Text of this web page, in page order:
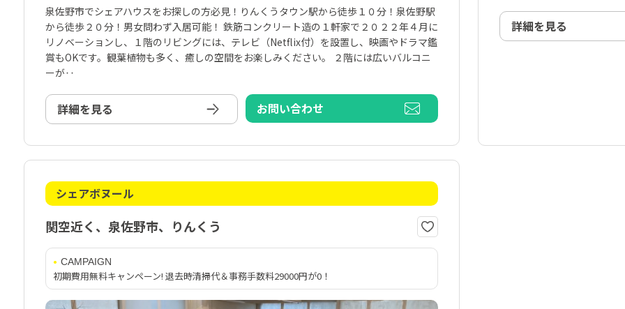
泉佐野市でシェアハウスをお探しの方必見！りんくうタウン駅から徒歩１０分！泉佐野駅
から徒歩２０分！男女問わず入居可能！ 鉄筋コンクリート造の１軒家で２０２２年４月に
リノベーションし、１階のリビングには、テレビ（Netflix付）を設置し、映画やドラマ鑑
賞もOKです。観葉植物も多く、癒しの空間をお楽しみください。 ２階には広いバルコニ
ーが‥
詳細を見る お問い合わせ
詳細を見る
シェアボヌール
関空近く、泉佐野市、りんくう
CAMPAIGN
初期費用無料キャンペーン! 退去時清掃代＆事務手数料29000円が0！